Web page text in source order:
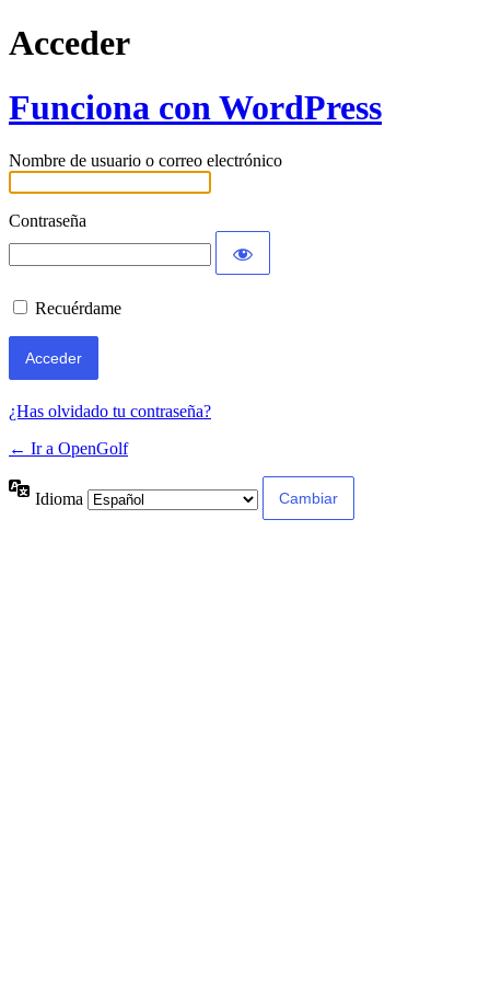
Acceder
Funciona con WordPress
Nombre de usuario o correo electrónico
Contraseña
Recuérdame
¿Has olvidado tu contraseña?
← Ir a OpenGolf
Idioma